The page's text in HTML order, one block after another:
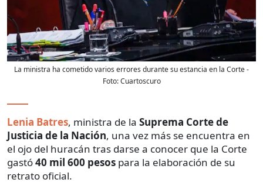
La ministra ha cometido varios errores durante su estancia en la Corte-
Foto:Cuartoscuro
Lenia Batres, ministra de la Suprema Corte de
Justicia de la Nación, una vez más se encuentra en
el ojo del huracán tras darse a conocer que la Corte
gastó40 mil 600 pesos para la elaboración de su
retrato oficial.